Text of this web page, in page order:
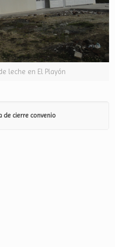
leche en El Playón
de cierre convenio